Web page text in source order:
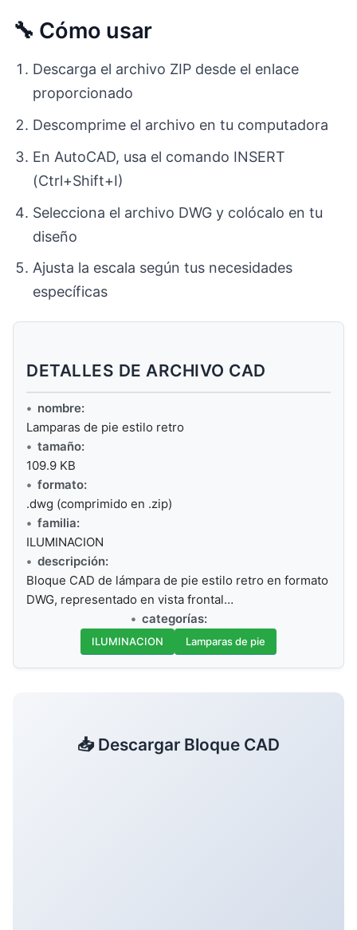
🔧 Cómo usar
Descarga el archivo ZIP desde el enlace
proporcionado
Descomprime el archivo en tu computadora
En AutoCAD, usa el comando INSERT
(Ctrl+Shift+I)
Selecciona el archivo DWG y colócalo en tu
diseño
Ajusta la escala según tus necesidades
específicas
DETALLES DE ARCHIVO CAD
nombre:
Lamparas de pie estilo retro
tamaño:
109.9 KB
formato:
.dwg (comprimido en .zip)
familia:
ILUMINACION
descripción:
Bloque CAD de lámpara de pie estilo retro en formato
DWG, representado en vista frontal…
categorías:
ILUMINACION Lamparas de pie
📥 Descargar Bloque CAD